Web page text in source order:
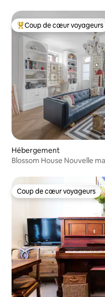
Coups de cœur voyageurs
Coup de cœur voyageurs
Hébergement
Blossom House Nouvelle
Coup de cœur voyageurs
Coup de cœur voyageurs